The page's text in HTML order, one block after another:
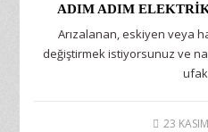
ADIM ADIM
Arızalanan, eskiyen veya
değiştirmek istiyorsunuz ve
23